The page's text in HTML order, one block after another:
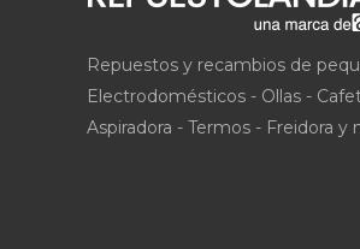
Repuestos y recambios de
Electrodomésticos - Ollas -
Aspiradora - Termos - Freidora y